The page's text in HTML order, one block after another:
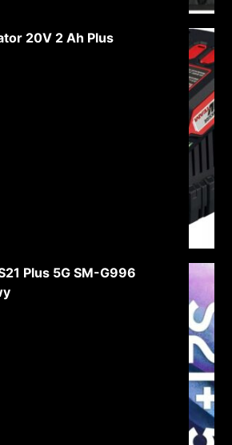
20V 2 Ah Plus
Plus 5G SM-G996